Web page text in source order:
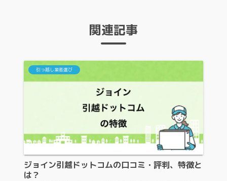
関連記事
引っ越し業者選び
ジョイン引越ドットコムの口コミ・評判、特徴と
は？